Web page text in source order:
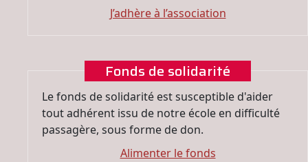
J’adhère à l’association
Fonds de solidarité
Le fonds de solidarité est susceptible d'aider
tout adhérent issu de notre école en difficulté
passagère, sous forme de don.
Alimenter le fonds